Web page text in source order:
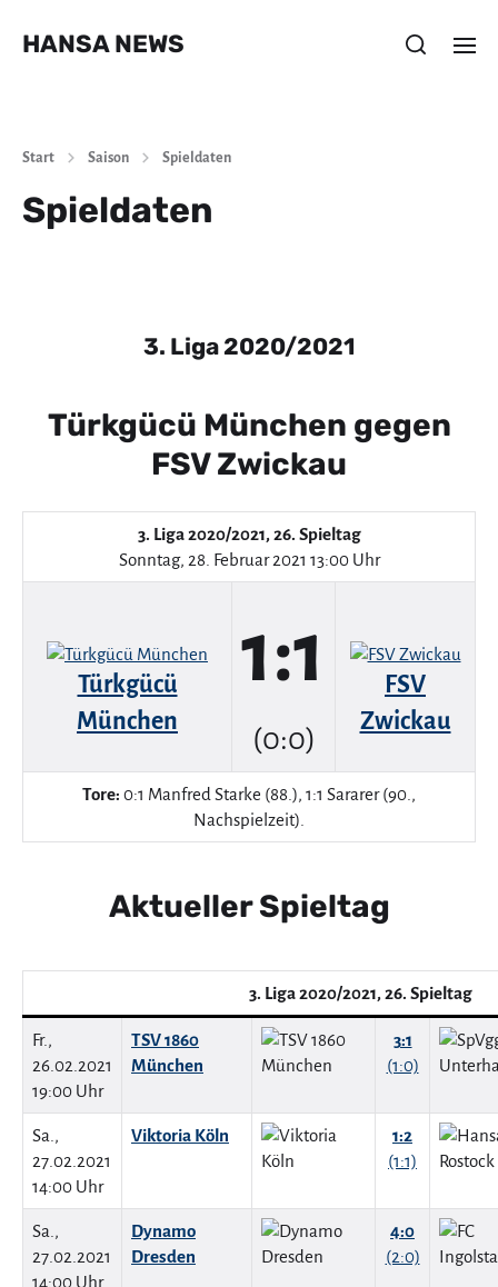
HANSA NEWS
Start Saison Spieldaten
Spieldaten
3. Liga 2020/2021
Türkgücü München gegen
FSV Zwickau
3. Liga 2020/2021, 26. Spieltag
Sonntag, 28. Februar 2021 13:00 Uhr
Türkgücü
München
1:1
(0:0)
FSV
Zwickau
Tore: 0:1 Manfred Starke (88.), 1:1 Sararer (90.,
Nachspielzeit).
Aktueller Spieltag
3. Liga 2020/2021, 26. Spieltag
Fr.,
26.02.2021
19:00 Uhr
TSV 1860
München
3:1
(1:0)
Sa.,
27.02.2021
14:00 Uhr
Viktoria Köln
1:2
(1:1)
Sa.,
27.02.2021
14:00 Uhr
Dynamo
Dresden
4:0
(2:0)